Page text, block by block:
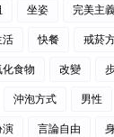
坐姿 完美主
活 快餐 戒菸
食物 改變
沖泡方式 男性
演 言論自由